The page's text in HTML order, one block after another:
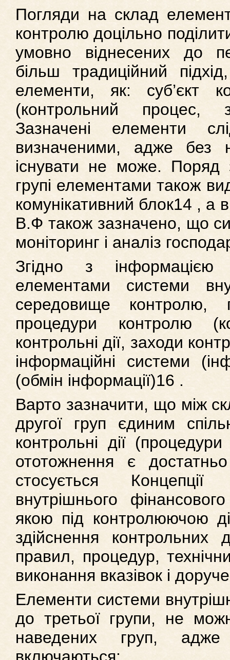
Погляди на склад
контролю доцільно
умовно віднесених до
більш традиційний
елементи, як: суб’єкт
(контрольний процес,
Зазначені елементи
визначеними, адже без
існувати не може. Поряд
групі елементами також
комунікативний блок14 , а
В.Ф також зазначено, що
моніторинг і аналіз
Згідно з
елементами системи
середовище контролю,
процедури контролю
контрольні дії, заходи
інформаційні системи
(обмін інформації)16 .
Варто зазначити, що між
другої груп єдиним
контрольні дії
ототожнення є
стосується
внутрішнього
якою під контролюючою
здійснення
правил, процедур,
виконання вказівок і
Елементи системи
до третьої групи, не
наведених груп,